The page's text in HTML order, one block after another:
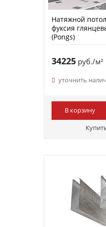
Натяжной
фуксия
(Pongs)
34225руб./м²
уточнить
В корзину